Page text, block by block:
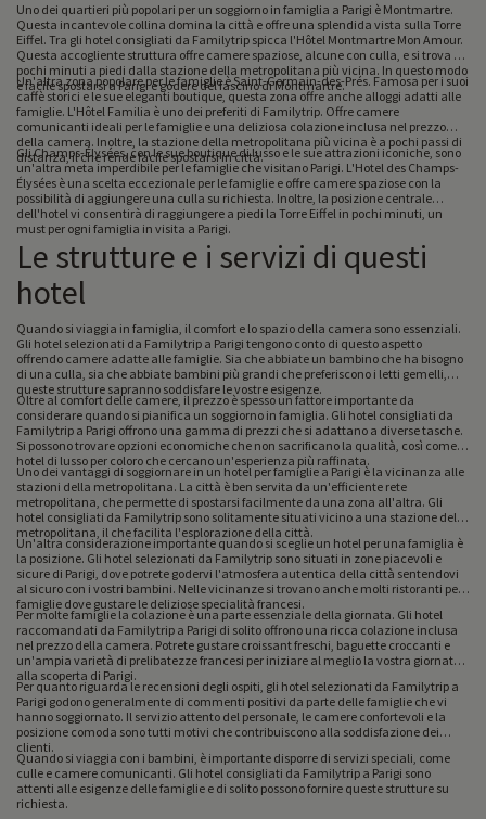
Uno dei quartieri più popolari per un soggiorno in famiglia a Parigi è Montmartre.
Questa incantevole collina domina la città e offre una splendida vista sulla Torre
Eiffel. Tra gli hotel consigliati da Familytrip spicca l'Hôtel Montmartre Mon Amour.
Questa accogliente struttura offre camere spaziose, alcune con culla, e si trova a
pochi minuti a piedi dalla stazione della metropolitana più vicina. In questo modo
è facile spostarsi a Parigi e godere del fascino di Montmartre.
Un'altra zona popolare per le famiglie è Saint-Germain-des-Prés. Famosa per i suoi
caffè storici e le sue eleganti boutique, questa zona offre anche alloggi adatti alle
famiglie. L'Hôtel Familia è uno dei preferiti di Familytrip. Offre camere
comunicanti ideali per le famiglie e una deliziosa colazione inclusa nel prezzo
della camera. Inoltre, la stazione della metropolitana più vicina è a pochi passi di
distanza, il che rende facile spostarsi in città.
Gli Champs-Élysées, con le sue boutique di lusso e le sue attrazioni iconiche, sono
un'altra meta imperdibile per le famiglie che visitano Parigi. L'Hotel des Champs-
Élysées è una scelta eccezionale per le famiglie e offre camere spaziose con la
possibilità di aggiungere una culla su richiesta. Inoltre, la posizione centrale
dell'hotel vi consentirà di raggiungere a piedi la Torre Eiffel in pochi minuti, un
must per ogni famiglia in visita a Parigi.
Le strutture e i servizi di questi
hotel
Quando si viaggia in famiglia, il comfort e lo spazio della camera sono essenziali.
Gli hotel selezionati da Familytrip a Parigi tengono conto di questo aspetto
offrendo camere adatte alle famiglie. Sia che abbiate un bambino che ha bisogno
di una culla, sia che abbiate bambini più grandi che preferiscono i letti gemelli,
queste strutture sapranno soddisfare le vostre esigenze.
Oltre al comfort delle camere, il prezzo è spesso un fattore importante da
considerare quando si pianifica un soggiorno in famiglia. Gli hotel consigliati da
Familytrip a Parigi offrono una gamma di prezzi che si adattano a diverse tasche.
Si possono trovare opzioni economiche che non sacrificano la qualità, così come
hotel di lusso per coloro che cercano un'esperienza più raffinata.
Uno dei vantaggi di soggiornare in un hotel per famiglie a Parigi è la vicinanza alle
stazioni della metropolitana. La città è ben servita da un'efficiente rete
metropolitana, che permette di spostarsi facilmente da una zona all'altra. Gli
hotel consigliati da Familytrip sono solitamente situati vicino a una stazione della
metropolitana, il che facilita l'esplorazione della città.
Un'altra considerazione importante quando si sceglie un hotel per una famiglia è
la posizione. Gli hotel selezionati da Familytrip sono situati in zone piacevoli e
sicure di Parigi, dove potrete godervi l'atmosfera autentica della città sentendovi
al sicuro con i vostri bambini. Nelle vicinanze si trovano anche molti ristoranti per
famiglie dove gustare le deliziose specialità francesi.
Per molte famiglie la colazione è una parte essenziale della giornata. Gli hotel
raccomandati da Familytrip a Parigi di solito offrono una ricca colazione inclusa
nel prezzo della camera. Potrete gustare croissant freschi, baguette croccanti e
un'ampia varietà di prelibatezze francesi per iniziare al meglio la vostra giornata
alla scoperta di Parigi.
Per quanto riguarda le recensioni degli ospiti, gli hotel selezionati da Familytrip a
Parigi godono generalmente di commenti positivi da parte delle famiglie che vi
hanno soggiornato. Il servizio attento del personale, le camere confortevoli e la
posizione comoda sono tutti motivi che contribuiscono alla soddisfazione dei
clienti.
Quando si viaggia con i bambini, è importante disporre di servizi speciali, come
culle e camere comunicanti. Gli hotel consigliati da Familytrip a Parigi sono
attenti alle esigenze delle famiglie e di solito possono fornire queste strutture su
richiesta.